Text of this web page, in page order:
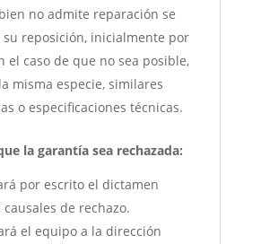
no admite reparación se
su reposición, inicialmente por
el caso de que no sea posible,
misma especie, similares
o especificaciones técnicas.
la garantía sea rechazada:
por escrito el dictamen
de rechazo.
el equipo a la dirección